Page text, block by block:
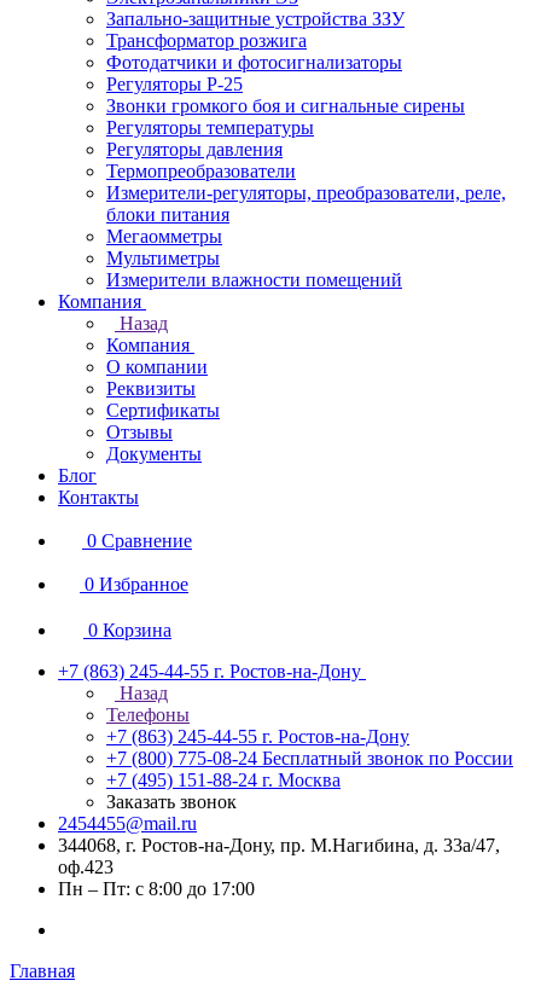
Запально-защитные устройства ЗЗУ
Трансформатор розжига
Фотодатчики и фотосигнализаторы
Регуляторы Р-25
Звонки громкого боя и сигнальные сирены
Регуляторы температуры
Регуляторы давления
Термопреобразователи
Измерители-регуляторы, преобразователи, реле,
блоки питания
Мегаомметры
Мультиметры
Измерители влажности помещений
Компания
Назад
Компания
О компании
Реквизиты
Сертификаты
Отзывы
Документы
Блог
Контакты
0 Сравнение
0 Избранное
0 Корзина
+7 (863) 245-44-55 г. Ростов-на-Дону
Назад
Телефоны
+7 (863) 245-44-55 г. Ростов-на-Дону
+7 (800) 775-08-24 Бесплатный звонок по России
+7 (495) 151-88-24 г. Москва
Заказать звонок
2454455@mail.ru
344068, г. Ростов-на-Дону, пр. М.Нагибина, д. 33а/47,
оф.423
Пн – Пт: с 8:00 до 17:00
Главная